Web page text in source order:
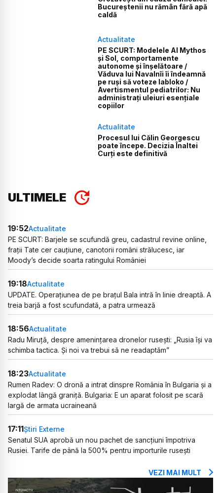
Bucureștenii nu rămân fără apă
caldă
Actualitate
PE SCURT: Modelele AI Mythos
și Sol, comportamente
autonome și înșelătoare /
Văduva lui Navalnîi îi îndeamnă
pe ruși să voteze Iabloko /
Avertismentul pediatrilor: Nu
administrați uleiuri esențiale
copiilor
Actualitate
Procesul lui Călin Georgescu
poate începe. Decizia Înaltei
Curți este definitivă
ULTIMELE
19:52Actualitate
PE SCURT: Barjele se scufundă greu, cadastrul revine online,
frații Tate cer cauțiune, canotorii români strălucesc, iar
Moody’s decide soarta ratingului României
19:18Actualitate
UPDATE. Operațiunea de pe brațul Bala intră în linie dreaptă. A
treia barjă a fost scufundată, a patra urmează
18:56Actualitate
Radu Miruță, despre amenințarea dronelor rusești: „Rusia își va
schimba tactica. Și noi va trebui să ne readaptăm”
18:23Actualitate
Rumen Radev: O dronă a intrat dinspre România în Bulgaria și a
explodat lângă graniță. Bulgaria: E un aparat folosit pe scară
largă de armata ucraineană
17:11Știri Externe
Senatul SUA aprobă un nou pachet de sancțiuni împotriva
Rusiei. Tarife de până la 500% pentru importurile rusești
VEZI MAI MULT